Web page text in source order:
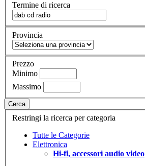
Termine di ricerca
Provincia
Prezzo
Minimo
Massimo
Cerca
Restringi la ricerca per categoria
Tutte le Categorie
Elettronica
Hi-fi, accessori audio video